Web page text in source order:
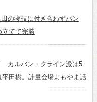
田の寝技に付き合わずパン
立てて完勝
カルバン・クライン派は5
田樹。計量会場よもやま話